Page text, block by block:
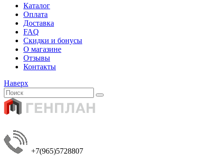
Каталог
Оплата
Доставка
FAQ
Скидки и бонусы
О магазине
Отзывы
Контакты
Наверх
+7(965)5728807